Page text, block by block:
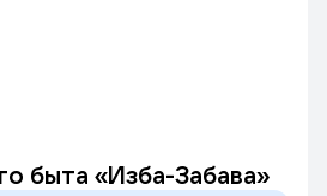
быта «Изба-Забава»